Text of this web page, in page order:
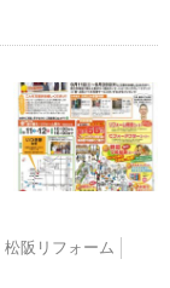
松阪リフォーム